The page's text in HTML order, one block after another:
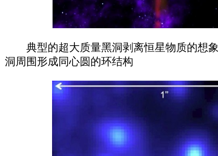
典型的超大质量黑洞剥离恒星物质的想
洞周围形成同心圆的环结构